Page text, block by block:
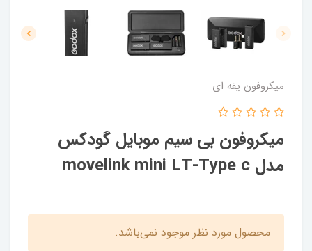
میکروفون یقه ای
میکروفون بی سیم موبایل گودکس
مدل movelink mini LT-Type c
محصول مورد نظر موجود نمی‌باشد.